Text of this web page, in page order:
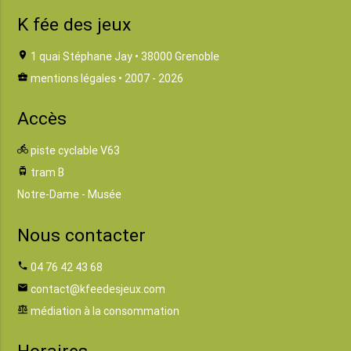
K fée des jeux
location_on 1 quai Stéphane Jay • 38000 Grenoble
business_center mentions légales • 2007 - 2026
Accès
directions_bike piste cyclable V63
tram tram B
Notre-Dame - Musée
Nous contacter
phone 04 76 42 43 68
email contact@kfeedesjeux.com
balance médiation à la consommation